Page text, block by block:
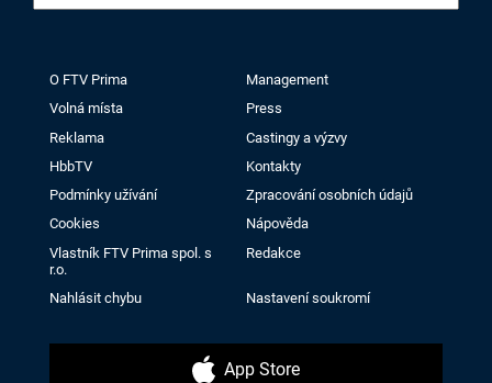
O FTV Prima
Management
Volná místa
Press
Reklama
Castingy a výzvy
HbbTV
Kontakty
Podmínky užívání
Zpracování osobních údajů
Cookies
Nápověda
Vlastník FTV Prima spol. s
r.o.
Redakce
Nahlásit chybu Nastavení soukromí
App Store